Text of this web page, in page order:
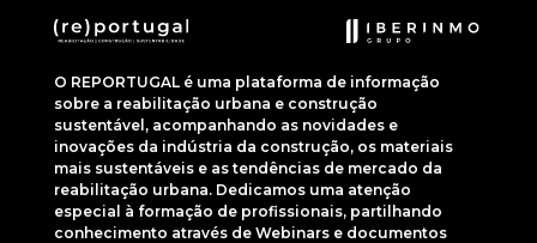
O REPORTUGAL é uma plataforma de informação
sobre a reabilitação urbana e construção
sustentável, acompanhando as novidades e
inovações da indústria da construção, os materiais
mais sustentáveis e as tendências de mercado da
reabilitação urbana. Dedicamos uma atenção
especial à formação de profissionais, partilhando
conhecimento através de Webinars e documentos